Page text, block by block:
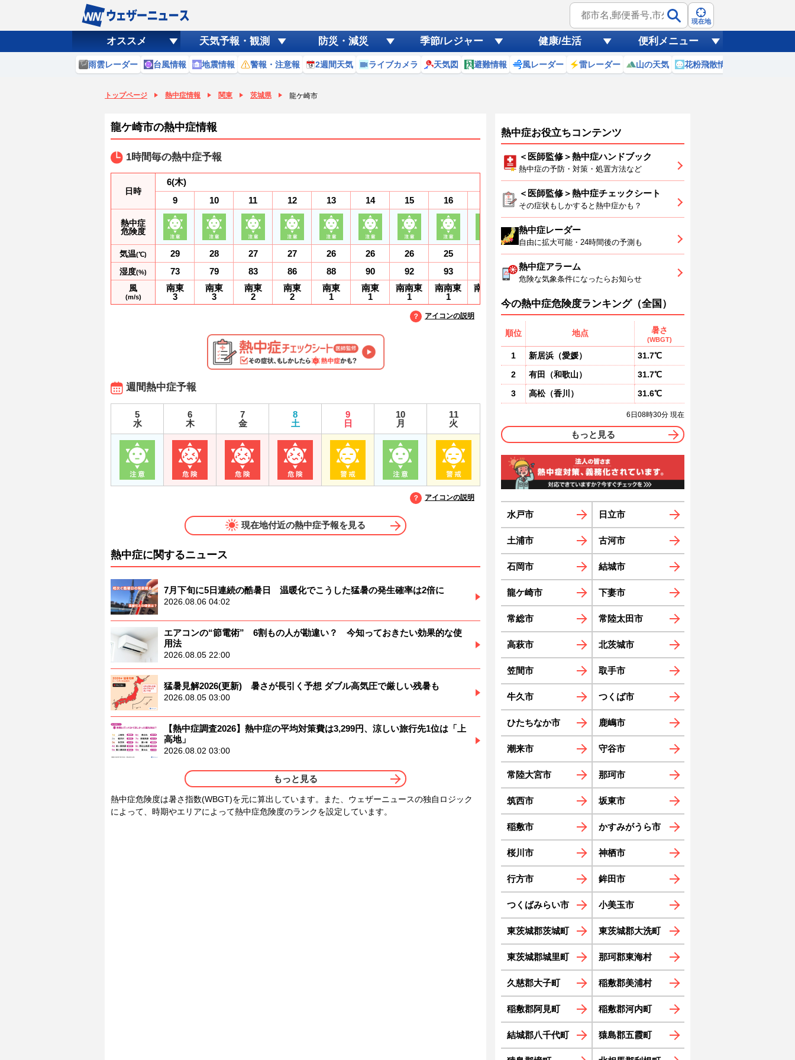
現在地
オススメ 天気予報・観測 防災・減災 季節/レジャー 健康/生活 便利メニュー
雨雲レーダー 台風情報 地震情報 警報・注意報 2週間天気 ライブカメラ 天気図 避難情報 風レーダー 雷レーダー 山の天気 花粉飛散情報
トップページ 熱中症情報 関東 茨城県 龍ケ崎市
龍ケ崎市の熱中症情報
1時間毎の熱中症予報
日時
熱中症
危険度
気温(℃)
湿度(%)
風
(m/s)
6(木)
9
29
73
南東
3
10
28
79
南東
3
11
27
83
南東
2
12
27
86
南東
2
13
26
88
南東
1
14
26
90
南東
1
15
26
92
南南東
1
16
25
93
南南東
1
南南東
18
25
95
1
19
25
96
1
20
25
25
22
26
86
アイコンの説明
週間熱中症予報
5
水
6
木
7
金
8
土
9
日
10
月
11
火
アイコンの説明
現在地付近の熱中症予報を見る
熱中症に関するニュース
7月下旬に5日連続の酷暑日 温暖化でこうした猛暑の発生確率は2倍に
2026.08.06 04:02
エアコンの“節電術” 6割もの人が勘違い？ 今知っておきたい効果的な使
用法
2026.08.05 22:00
猛暑見解2026(更新) 暑さが長引く予想 ダブル高気圧で厳しい残暑も
2026.08.05 03:00
【熱中症調査2026】熱中症の平均対策費は3,299円、涼しい旅行先1位は「上
高地」
2026.08.02 03:00
もっと見る
熱中症危険度は暑さ指数(WBGT)を元に算出しています。また、ウェザーニュースの独自ロジック
によって、時期やエリアによって熱中症危険度のランクを設定しています。
熱中症お役立ちコンテンツ
＜医師監修＞熱中症ハンドブック
熱中症の予防・対策・処置方法など
＜医師監修＞熱中症チェックシート
その症状もしかすると熱中症かも？
熱中症レーダー
自由に拡大可能・24時間後の予測も
熱中症アラーム
危険な気象条件になったらお知らせ
今の熱中症危険度ランキング（全国）
順位 地点 暑さ
(WBGT)
1 新居浜 （愛媛）
31.7℃
2
有田 （和歌山）
31.7℃
3
高松（香川 ） 31.6℃
6日08時30分 現在
もっと見る
水戸市 日立市
土浦市 古河市
石岡市 結城市
龍ケ崎市 下妻市
常総市 常陸太田市
高萩市 北茨城市
笠間市 取手市
牛久市 つくば市
ひたちなか市 鹿嶋市
潮来市 守谷市
常陸大宮市 那珂市
筑西市 坂東市
稲敷市 かすみがうら市
桜川市 神栖市
行方市 鉾田市
つくばみらい市 小美玉市
東茨城郡茨城町 東茨城郡大洗町
東茨城郡城里町 那珂郡東海村
久慈郡大子町 稲敷郡美浦村
稲敷郡阿見町 稲敷郡河内町
結城郡八千代町 猿島郡五霞町